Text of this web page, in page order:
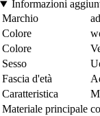
Informazioni
Marchio
Colore
Colore
Sesso
Fascia d'età
Caratteristica
Materiale principale